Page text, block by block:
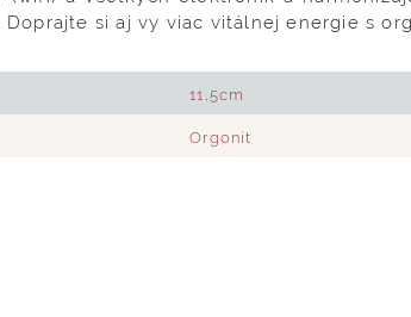
Doprajte si aj vy viac vitálnej energie s
11,5cm
Orgonit